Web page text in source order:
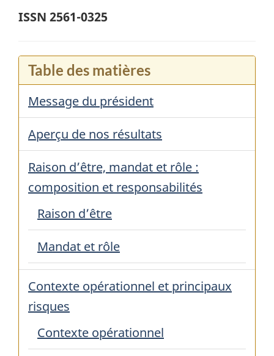
ISSN 2561-0325
Table des matières
Message du président
Aperçu de nos résultats
Raison d’être, mandat et rôle :
composition et responsabilités
Raison d’être
Mandat et rôle
Contexte opérationnel et principaux
risques
Contexte opérationnel